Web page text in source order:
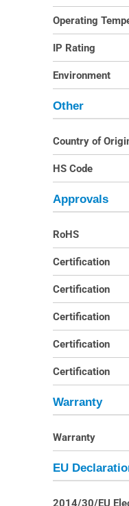
Operating
IP Rating
Environment
Other
Country of
HS Code
Approvals
RoHS
Certification
Certification
Certification
Certification
Certification
Warranty
Warranty
EU
2014/30/EU